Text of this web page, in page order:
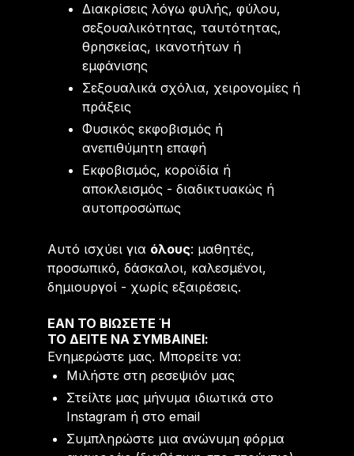
Διακρίσεις λόγω φυλής, φύλου,
σεξουαλικότητας, ταυτότητας,
θρησκείας, ικανοτήτων ή
εμφάνισης
Σεξουαλικά σχόλια, χειρονομίες ή
πράξεις
Φυσικός εκφοβισμός ή
ανεπιθύμητη επαφή
Εκφοβισμός, κοροϊδία ή
αποκλεισμός - διαδικτυακώς ή
αυτοπροσώπως
Αυτό ισχύει για όλους: μαθητές,
προσωπικό, δάσκαλοι, καλεσμένοι,
δημιουργοί - χωρίς εξαιρέσεις.
ΕΆΝ ΤΟ ΒΙΏΣΕΤΕ Ή
ΤΟ ΔΕΙΤΕ ΝΑ ΣΥΜΒΑΙΝΕΙ:
Ενημερώστε μας. Μπορείτε να:
Μιλήστε στη ρεσεψιόν μας
Στείλτε μας μήνυμα ιδιωτικά στο
Instagram ή στο email
Συμπληρώστε μια ανώνυμη φόρμα